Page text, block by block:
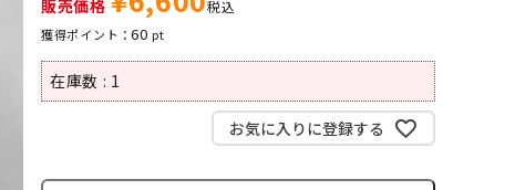
販売価格 税込
60
在庫数 1
お気に入りに登録する